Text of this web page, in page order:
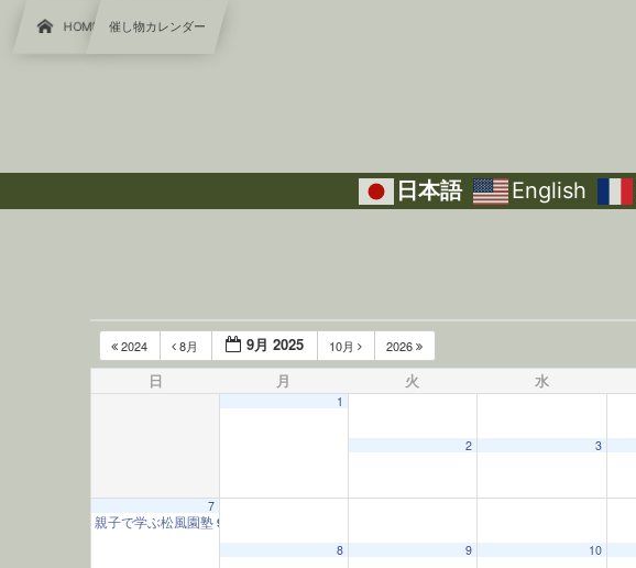
HOME 催し物カレンダー
日本語 English
2024 8月 9月 2025 10月 2026
日 月 火 水
1
2 3
7
親子で学ぶ松風園塾 9:30 AM
8
9 10
12:00 AM